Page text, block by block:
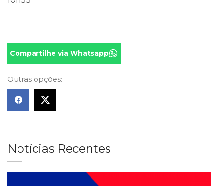
Compartilhe via Whatsapp
Outras opções:
Notícias Recentes